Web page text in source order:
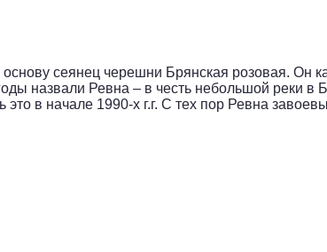
сеянец черешни Брянская розовая. Он
назвали Ревна – в честь небольшой реки в
в начале 1990-х г.г. С тех пор Ревна